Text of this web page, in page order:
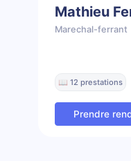
Mathieu
Marechal-ferrant
📖 12 prestations
Prendre